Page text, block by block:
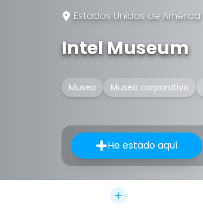
Estados Unidos de América
Intel Museum
Museo Museo corporativo
He estado aquí